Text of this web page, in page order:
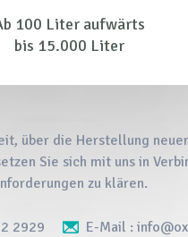
100 Liter aufwärts
bis 15.000 Liter
über die Herstellung
Sie sich mit uns in
zu klären.
2929 E-Mail :